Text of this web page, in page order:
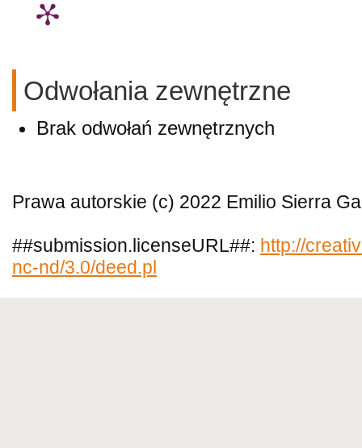
Odwołania zewnętrzne
Brak odwołań zewnętrznych
Prawa autorskie (c) 2022 Emilio Sierra
##submission.licenseURL##: http://
nc-nd/3.0/deed.pl